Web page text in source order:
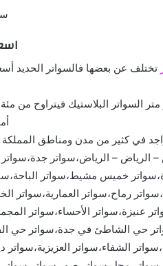
تختلف عن بعضها فالسواتر الحديد
متر السواتر البلاستيك فيتراوح
في كثير من مدن ومناطق
الرياض – الرياض،سواتر
خميس مشيط،سواتر
رماح،سواتر العمارية،سواتر
عنيزة،سواتر الأحساء،سواتر
حي الشاطئ في جدة،سواتر حي
الشفاء،سواتر العزيزية،سواتر